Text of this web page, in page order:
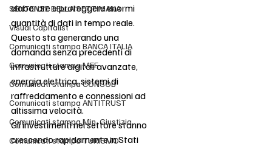
SENTENZE DELLA SETTIMANA
Visual Capitalist
Comunicati stampa BANCA ITALIA
Comunicati stampa MEF
Comunicati stampa CONSOB
Comunicati stampa ANTITRUST
Comunicati stampa Min. Giustizia
Comunicati stampa TURISMO
elaborare e proteggere enormi
quantità di dati in tempo reale.
Questo sta generando una
domanda senza precedenti di
infrastrutture digitali avanzate,
energia elettrica, sistemi di
raffreddamento e connessioni ad
altissima velocità.
Gli investimenti nel settore stanno
crescendo rapidamente in Stati